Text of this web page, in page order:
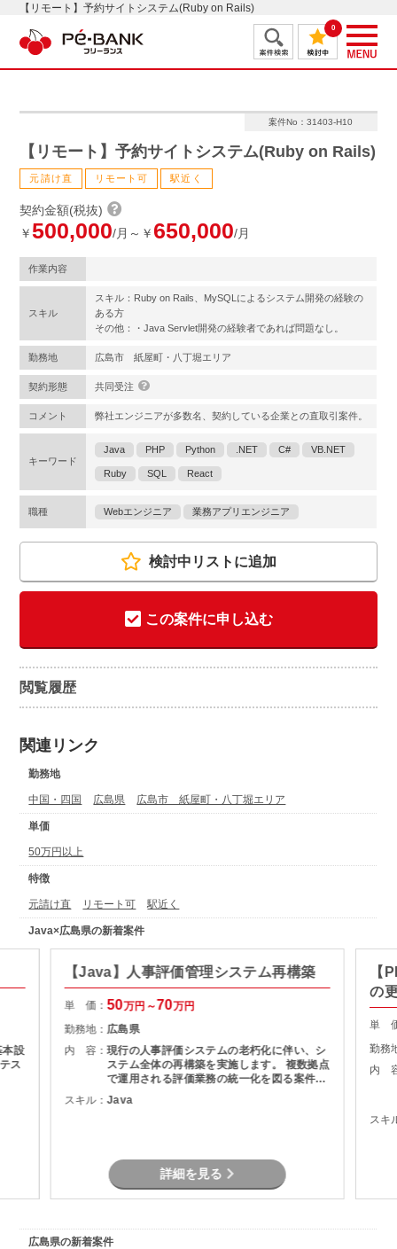
【リモート】予約サイトシステム(Ruby on Rails)
0
案件No：31403-H10
【リモート】予約サイトシステム(Ruby on Rails)
元請け直 リモート可 駅近く
契約金額(税抜)
￥500,000/月～￥ 650,000/月
作業内容
スキル
スキル：Ruby on Rails、MySQLによるシステム開発の経験の
ある方
その他：・Java Servlet開発の経験者であれば問題なし。
勤務地 広島市 紙屋町・八丁堀エリア
契約形態 共同受注
コメント 弊社エンジニアが多数名、契約している企業との直取引案件。
キーワード
Java PHP Python .NET C# VB.NET
Ruby SQL React
職種 Webエンジニア 業務アプリエンジニア
検討中リストに追加
この案件に申し込む
閲覧履歴
関連リンク
勤務地
中国・四国 広島県 広島市 紙屋町・八丁堀エリア
単価
50万円以上
特徴
元請け直 リモート可 駅近く
Java×広島県の新着案件
本設
ス
【Java】人事評価管理システム再構築
単 価：50万円～70万円
勤務地： 広島県
内 容：現行の人事評価システムの老朽化に伴い、シ
ステム全体の再構築を実施します。 複数拠点
で運用される評価業務の統一化を図る案件で
スキル：Java
詳細を見る
【
の
単
勤務
内
スキ
広島県の新着案件